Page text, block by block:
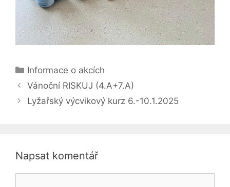
Rubriky
Informace o akcích
Vánoční RISKUJ (4.A+7.A)
Lyžařský výcvikový kurz 6.-10.1.2025
Napsat komentář